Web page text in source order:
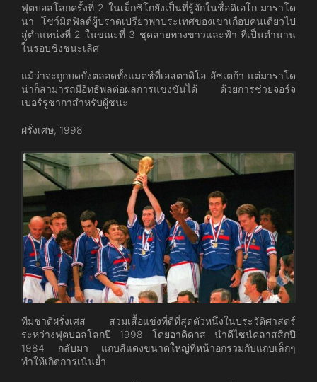
ฟุตบอลโลกครั้งที่ 2 ในเม็กซิโกยังเป็นที่รู้จักในชื่อดิเอโก มาราโด
นา โชว์มิดฟิลด์ผู้ปราดเปรียวพาประเทศของเขาเกือบคนเดียวไป
สู่ตำแหน่งที่ 2 ในขณะที่ 3 ชุดลายทางขาวและฟ้า ที่เป็นตำนาน
ในรอบชิงชนะเลิศ
แม้ว่าจะถูกบดบังตลอดทั้งแมตช์ที่เอสตาดิโอ อัซเตก้า แต่มาราโด
น่าก็สามารถมีอิทธิพลต่อผลการแข่งขันได้ ด้วยการช่วยจอร์จ
เบอร์รูชากาสำหรับผู้ชนะ
ฝรั่งเศษ, 1998
ทีมชาติฝรั่งเศส สวมเสื้อแข่งที่ดีที่สุดตัวหนึ่งในประวัติศาสตร์
ระหว่างฟุตบอลโลกปี 1998 โดยอาดิดาส นำดีไซน์คลาสสิกปี
1984 กลับมา แถบสีแดงขนาดใหญ่ที่หน้าอกรวมกับแถบเล็กๆ
ทำให้เกิดการเน้นย้ำ